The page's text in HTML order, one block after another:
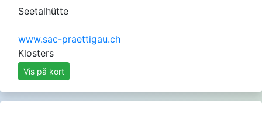
Seetalhütte
www.sac-praettigau.ch
Klosters
Vis på kort